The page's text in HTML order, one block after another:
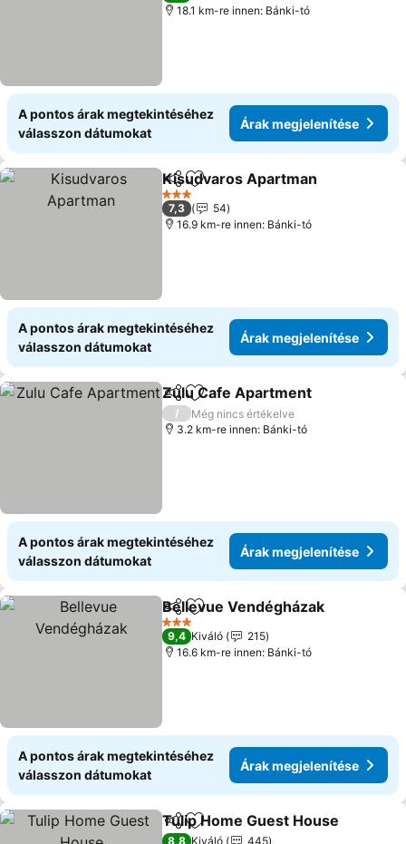
18.1 km-re innen: Bánki-tó
A pontos árak megtekintéséhez
válasszon dátumokat
Árak megjelenítése
Megosztás
Hozzáadás a kedvencekhez
Kisudvaros Apartman
3 Kategória
7,3
54
16.9 km-re innen: Bánki-tó
A pontos árak megtekintéséhez
válasszon dátumokat
Árak megjelenítése
Megosztás
Hozzáadás a kedvencekhez
Zulu Cafe Apartment
/
Még nincs értékelve
3.2 km-re innen: Bánki-tó
A pontos árak megtekintéséhez
válasszon dátumokat
Árak megjelenítése
Megosztás
Hozzáadás a kedvencekhez
Bellevue Vendégházak
3 Kategória
9,4 Kiváló
215
16.6 km-re innen: Bánki-tó
A pontos árak megtekintéséhez
válasszon dátumokat
Árak megjelenítése
Megosztás
Hozzáadás a kedvencekhez
Tulip Home Guest House
8,8 Kiváló
445